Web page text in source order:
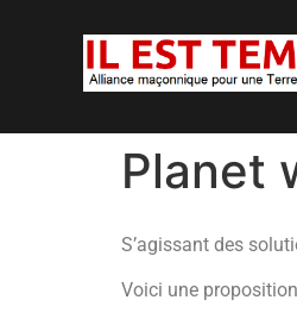
Planet
S’agissant des
Voici une